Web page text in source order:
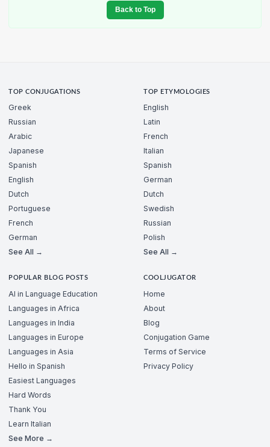
Back to Top
TOP CONJUGATIONS
Greek
Russian
Arabic
Japanese
Spanish
English
Dutch
Portuguese
French
German
See All →
TOP ETYMOLOGIES
English
Latin
French
Italian
Spanish
German
Dutch
Swedish
Russian
Polish
See All →
POPULAR BLOG POSTS
AI in Language Education
Languages in Africa
Languages in India
Languages in Europe
Languages in Asia
Hello in Spanish
Easiest Languages
Hard Words
Thank You
Learn Italian
See More →
COOLJUGATOR
Home
About
Blog
Conjugation Game
Terms of Service
Privacy Policy